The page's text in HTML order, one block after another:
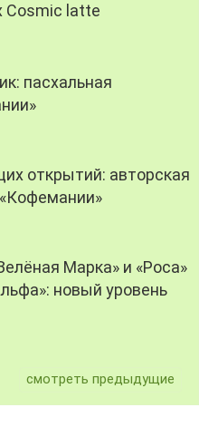
Cosmic latte
пасхальная
открытий: авторская
Марка» и «Роса»
новый уровень
смотреть предыдущие